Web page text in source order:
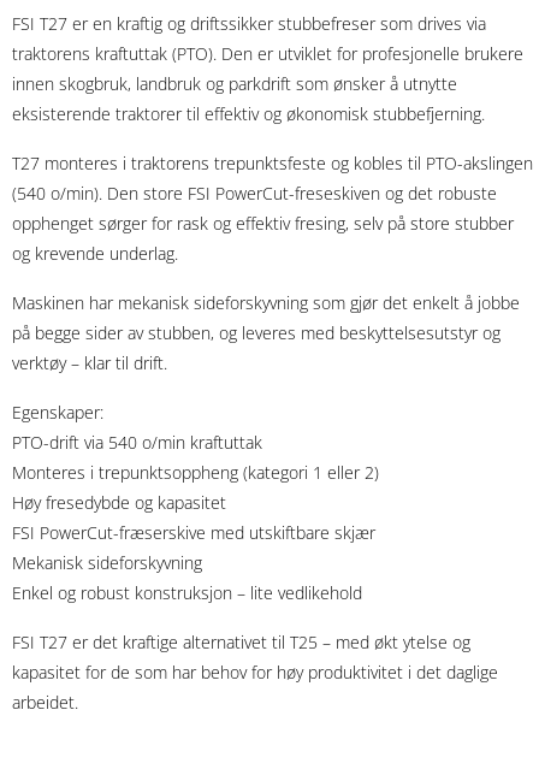
FSI T27 er en kraftig og driftssikker stubbefreser som drives via
traktorens kraftuttak (PTO). Den er utviklet for profesjonelle brukere
innen skogbruk, landbruk og parkdrift som ønsker å utnytte
eksisterende traktorer til effektiv og økonomisk stubbefjerning.
T27 monteres i traktorens trepunktsfeste og kobles til PTO-akslingen
(540 o/min). Den store FSI PowerCut-freseskiven og det robuste
opphenget sørger for rask og effektiv fresing, selv på store stubber
og krevende underlag.
Maskinen har mekanisk sideforskyvning som gjør det enkelt å jobbe
på begge sider av stubben, og leveres med beskyttelsesutstyr og
verktøy – klar til drift.
Egenskaper:
PTO-drift via 540 o/min kraftuttak
Monteres i trepunktsoppheng (kategori 1 eller 2)
Høy fresedybde og kapasitet
FSI PowerCut-fræserskive med utskiftbare skjær
Mekanisk sideforskyvning
Enkel og robust konstruksjon – lite vedlikehold
FSI T27 er det kraftige alternativet til T25 – med økt ytelse og
kapasitet for de som har behov for høy produktivitet i det daglige
arbeidet.